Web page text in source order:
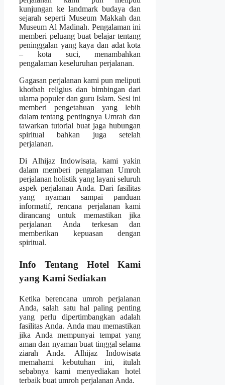
kunjungan ke landmark budaya dan
sejarah seperti Museum Makkah dan
Museum Al Madinah. Pengalaman ini
memberi peluang buat belajar tentang
peninggalan yang kaya dan adat kota
– kota suci, menambahkan
pengalaman keseluruhan perjalanan.
Gagasan perjalanan kami pun meliputi
khotbah religius dan bimbingan dari
ulama populer dan guru Islam. Sesi ini
memberi pengetahuan yang lebih
dalam tentang pentingnya Umrah dan
tawarkan tutorial buat jaga hubungan
spiritual bahkan juga setelah
perjalanan.
Di Alhijaz Indowisata, kami yakin
dalam memberi pengalaman Umroh
perjalanan holistik yang layani seluruh
aspek perjalanan Anda. Dari fasilitas
yang nyaman sampai panduan
informatif, rencana perjalanan kami
dirancang untuk memastikan jika
perjalanan Anda terkesan dan
memberikan kepuasan dengan
spiritual.
Info Tentang Hotel Kami
yang Kami Sediakan
Ketika berencana umroh perjalanan
Anda, salah satu hal paling penting
yang perlu dipertimbangkan adalah
fasilitas Anda. Anda mau memastikan
jika Anda mempunyai tempat yang
aman dan nyaman buat tinggal selama
ziarah Anda. Alhijaz Indowisata
memahami kebutuhan ini, itulah
sebabnya kami menyediakan hotel
terbaik buat umroh perjalanan Anda.